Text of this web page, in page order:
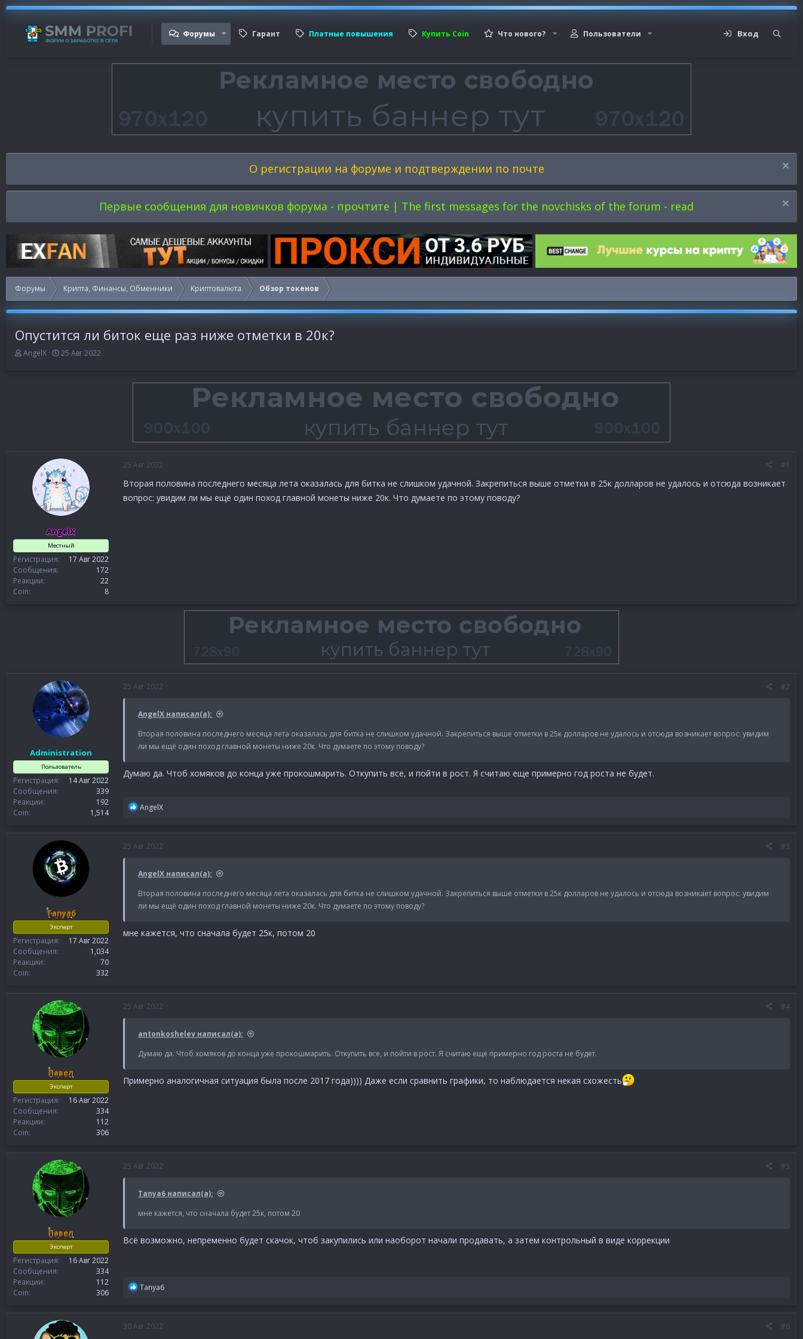
Форумы Гарант Платные повышения Купить Coin Что нового? Пользователи Вход
О регистрации на форуме и подтверждении по почте
Первые сообщения для новичков форума - прочтите | The first messages for the novchisks of the forum - read
Форумы Крипта, Финансы, Обменники Криптовалюта Обзор токенов
Опустится ли биток еще раз ниже отметки в 20к?
А
AngelX
Д
а
25 Авг 2022
AngelX
Местный
Регистрация
17 Авг 2022
Сообщения
172
Реакции
22
Coin
8
25 Авг 2022 #1
Вторая половина последнего месяца лета оказалась для битка не слишком удачной. Закрепиться выше отметки в 25к долларов не удалось и отсюда возникает
вопрос: увидим ли мы ещё один поход главной монеты ниже 20к. Что думаете по этому поводу?
Administration
Пользователь
Регистрация
14 Авг 2022
Сообщения
339
Реакции
192
Coin
1,514
25 Авг 2022 #2
AngelX написал(а):
Вторая половина последнего месяца лета оказалась для битка не слишком удачной. Закрепиться выше отметки в 25к долларов не удалось и отсюда возникает вопрос: увидим
ли мы ещё один поход главной монеты ниже 20к. Что думаете по этому поводу?
Думаю да. Чтоб хомяков до конца уже прокошмарить. Откупить все, и пойти в рост. Я считаю еще примерно год роста не будет.
Р
ц
и
AngelX
Tanya6
Эксперт
Регистрация
17 Авг 2022
Сообщения
1,034
Реакции
70
Coin
332
25 Авг 2022 #3
AngelX написал(а):
Вторая половина последнего месяца лета оказалась для битка не слишком удачной. Закрепиться выше отметки в 25к долларов не удалось и отсюда возникает вопрос: увидим
ли мы ещё один поход главной монеты ниже 20к. Что думаете по этому поводу?
мне кажется, что сначала будет 25к, потом 20
Павел
Эксперт
Регистрация
16 Авг 2022
Сообщения
334
Реакции
112
Coin
306
25 Авг 2022 #4
antonkoshelev написал(а):
Думаю да. Чтоб хомяков до конца уже прокошмарить. Откупить все, и пойти в рост. Я считаю еще примерно год роста не будет.
Примерно аналогичная ситуация была после 2017 года)))) Даже если сравнить графики, то наблюдается некая схожесть
Павел
Эксперт
Регистрация
16 Авг 2022
Сообщения
334
Реакции
112
Coin
306
25 Авг 2022 #5
Tanya6 написал(а):
мне кажется, что сначала будет 25к, потом 20
Всё возможно, непременно будет скачок, чтоб закупились или наоборот начали продавать, а затем контрольный в виде коррекции
Р
ц
Tanya6
30 Авг 2022 #6